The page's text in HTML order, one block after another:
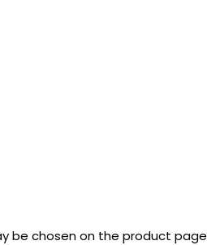
be chosen on the product page